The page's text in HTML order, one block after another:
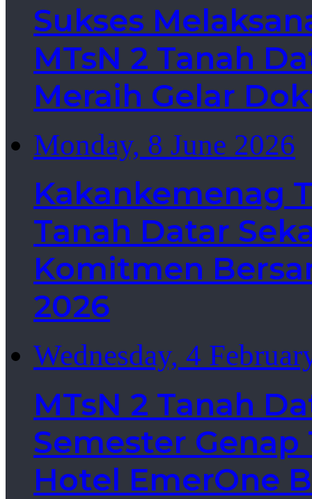
Sukses
MTsN 2 Tanah
Meraih Gelar
Monday, 8 June 2026
Kakankemenag
Tanah Datar
Komitmen
2026
Wednesday, 4
MTsN 2 Tanah
Semester Genap
Hotel EmerOne